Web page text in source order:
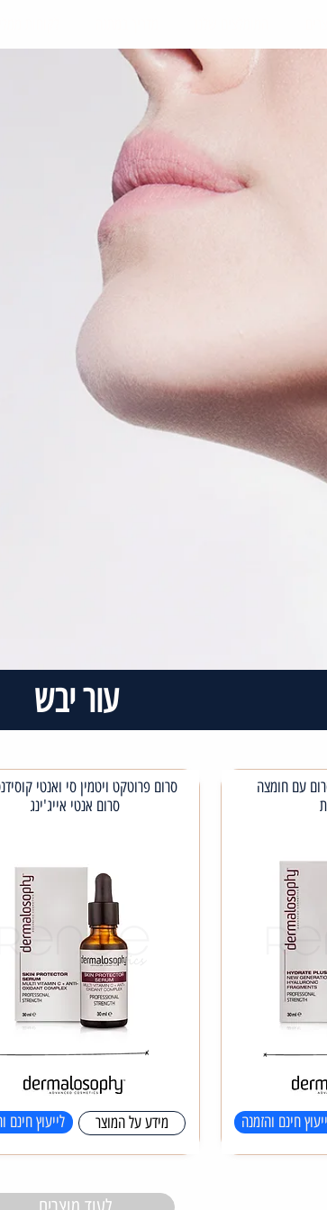
עור יבש
עם חומצה
חינם והזמנה
סרום פרוטקט ויטמין סי ואנטי
סרום אנטי אייג'ינג
לייעוץ חינם מידע על המוצר